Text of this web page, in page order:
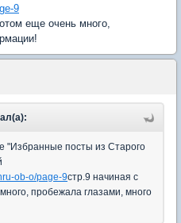
9
еще очень много,
"Избранные посты из Старого
ob-o/page-9стр.9 начиная с
пробежала глазами, много